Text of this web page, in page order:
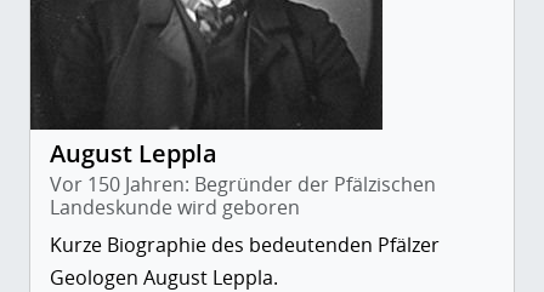
August Leppla
Vor 150 Jahren: Begründer der Pfälzischen
Landeskunde wird geboren
Kurze Biographie des bedeutenden Pfälzer
Geologen August Leppla.